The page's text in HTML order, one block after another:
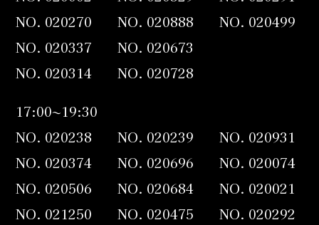
NO. 020270 NO. 020888 NO. 020499
NO. 020337 NO. 020673
NO. 020314 NO. 020728
17:00~19:30
NO. 020238 NO. 020239 NO. 020931
NO. 020374 NO. 020696 NO. 020074
NO. 020506 NO. 020684 NO. 020021
NO. 021250 NO. 020475 NO. 020292